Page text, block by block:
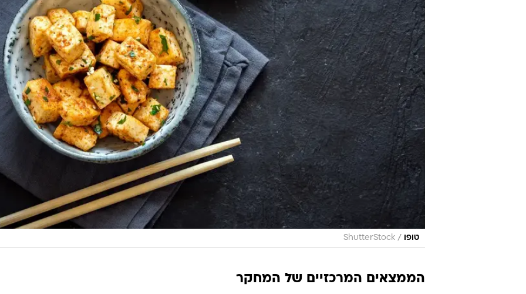
טופו /
ShutterStock
הממצאים המרכזיים של המחקר